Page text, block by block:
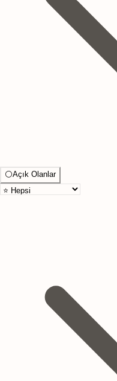
⚪Açık Olanlar